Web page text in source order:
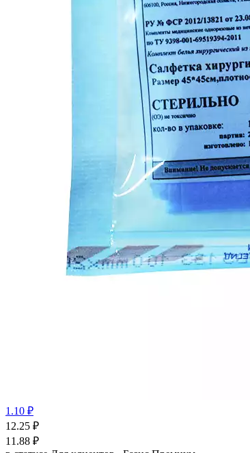
1.10 ₽
12.25 ₽
11.88 ₽